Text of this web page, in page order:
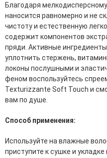
Скрабы, пилинги и
Спреи для лица
Средства для умывания
Сыворотки, эликсиры,
эссенции для лица
Уход для губ
Уход для кожи вокруг глаз
Флюиды для лица
Для Тела
Автозагар для тела
Антицеллюлитные
Бальзамы и гели для тела
Благодаря
наносится равномерно и не
чистоту и естественную
содержит компонентов
пряди. Активные
уплотнить стержень,
локоны послушными и
феном воспользуйтесь
Texturizzante Soft Touch и
вам по душе.
Способ применения:
Используйте на влажные
приступите к сушке и укладке